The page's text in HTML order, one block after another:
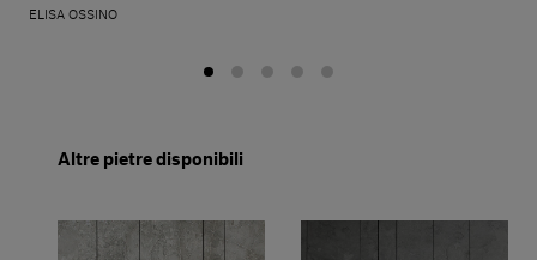
ELISA OSSINO
Altre pietre disponibili